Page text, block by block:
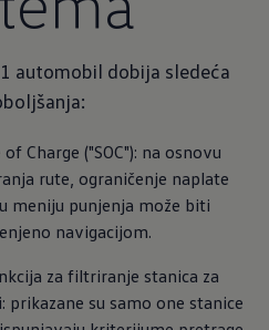
automobil dobija sledeća
Charge ("SOC"): na osnovu
rute, ograničenje naplate
meniju punjenja može biti
navigacijom.
za filtriranje stanica za
prikazane su samo one stanice